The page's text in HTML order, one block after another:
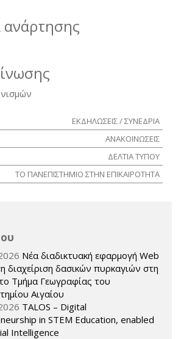
ΕΚΔΗΛΩΣΕΙΣ / ΣΥΝΕΔΡΙΑ
ΑΝΑΚΟΙΝΩΣΕΙΣ
ΔΕΛΤΙΑ ΤΥΠΟΥ
ΤΟ ΠΑΝΕΠΙΣΤΗΜΙΟ ΣΤΗΝ ΕΠΙΚΑΙΡΟΤΗΤΑ
Νέα διαδικτυακή εφαρμογή Web
διαχείριση δασικών πυρκαγιών στη
Τμήμα Γεωγραφίας του
Αιγαίου
TALOS – Digital
in STEM Education, enabled
Intelligence